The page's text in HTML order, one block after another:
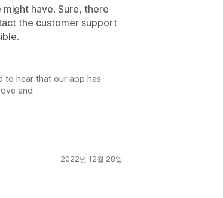
have. Sure, there
the customer support
to hear that our app has
and
2022년 12월 28일